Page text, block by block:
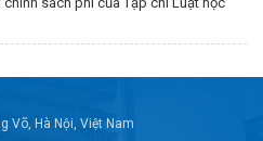
Võ, Hà Nội, Việt Nam